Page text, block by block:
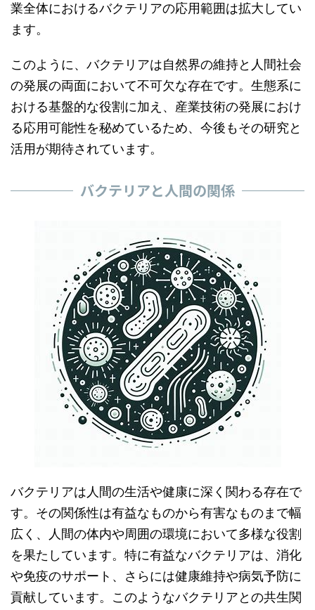
業全体におけるバクテリアの応用範囲は拡大してい
ます。
このように、バクテリアは自然界の維持と人間社会
の発展の両面において不可欠な存在です。生態系に
おける基盤的な役割に加え、産業技術の発展におけ
る応用可能性を秘めているため、今後もその研究と
活用が期待されています。
バクテリアと人間の関係
バクテリアは人間の生活や健康に深く関わる存在で
す。その関係性は有益なものから有害なものまで幅
広く、人間の体内や周囲の環境において多様な役割
を果たしています。特に有益なバクテリアは、消化
や免疫のサポート、さらには健康維持や病気予防に
貢献しています。このようなバクテリアとの共生関